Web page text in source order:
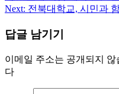
탐
Next: 전북대학교, 시민과
답글 남기기
이메일 주소는 공개되지 않
다